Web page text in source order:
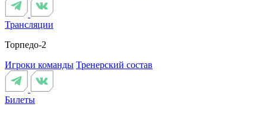
Трансляции
Торпедо-2
Игроки команды Тренерский состав
Билеты